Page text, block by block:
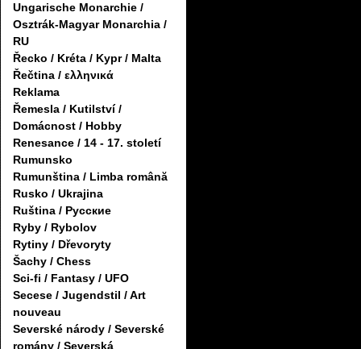
Ungarische Monarchie /
Osztrák-Magyar Monarchia /
RU
Řecko / Kréta / Kypr / Malta
Řečtina / ελληνικά
Reklama
Řemesla / Kutilství /
Domácnost / Hobby
Renesance / 14 - 17. století
Rumunsko
Rumunština / Limba română
Rusko / Ukrajina
Ruština / Русские
Ryby / Rybolov
Rytiny / Dřevoryty
Šachy / Chess
Sci-fi / Fantasy / UFO
Secese / Jugendstil / Art
nouveau
Severské národy / Severské
romány / Severská